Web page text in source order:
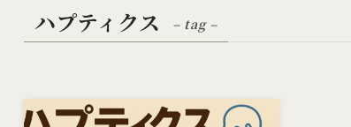
ハプティクス – tag –